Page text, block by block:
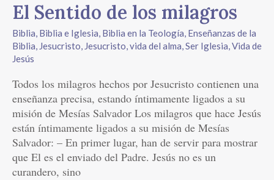
El Sentido de los milagros
Biblia, Biblia e Iglesia, Biblia en la Teología, Enseñanzas de la
Biblia, Jesucristo, Jesucristo, vida del alma,Ser Iglesia,Vida de
Jesús
Todos los milagros hechos por Jesucristo contienen una
enseñanza precisa, estando íntimamente ligados a su
misión de Mesías Salvador Los milagros que hace Jesús
están íntimamente ligados a su misión de Mesías
Salvador: – En primer lugar, han de servir para mostrar
que El es el enviado del Padre. Jesús no es un
curandero, sino
El
Sentido
de
los
milagros